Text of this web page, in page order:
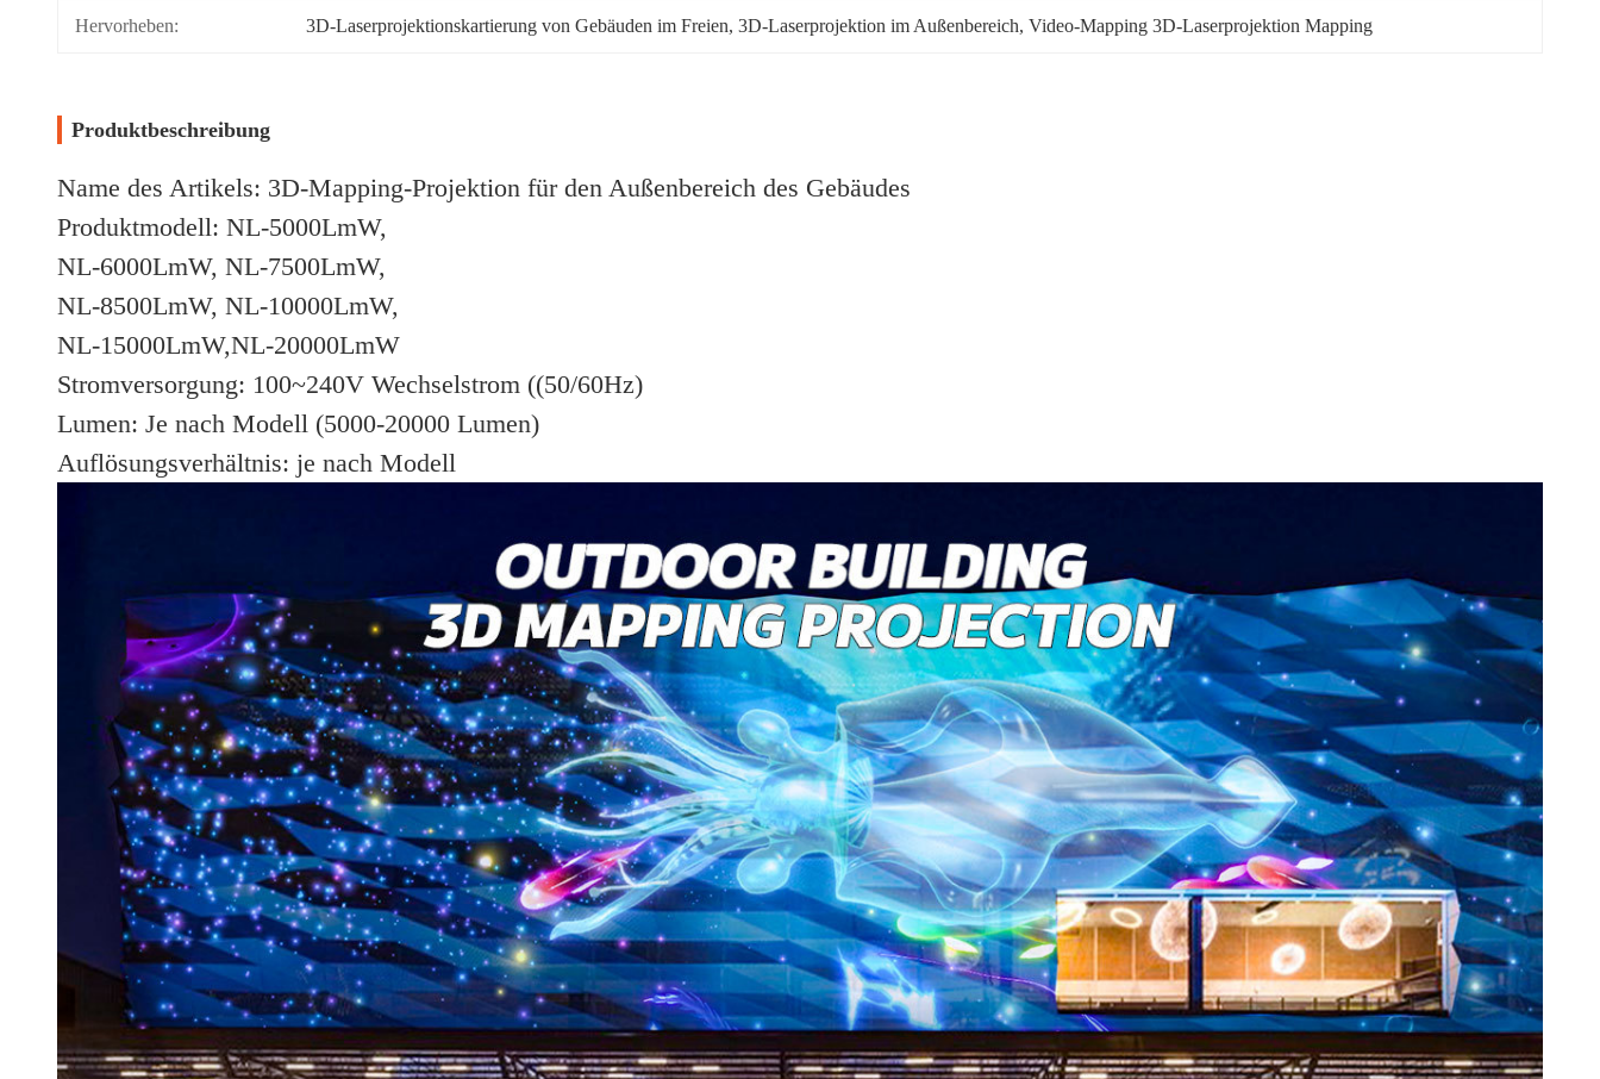
Hervorheben: 3D-Laserprojektionskartierung von Gebäuden im Freien, 3D-Laserprojektion im Außenbereich, Video-Mapping 3D-Laserprojektion Mapping
Produktbeschreibung
Name des Artikels: 3D-Mapping-Projektion für den Außenbereich des Gebäudes
Produktmodell: NL-5000LmW,
NL-6000LmW, NL-7500LmW,
NL-8500LmW, NL-10000LmW,
NL-15000LmW,NL-20000LmW
Stromversorgung: 100~240V Wechselstrom ((50/60Hz)
Lumen: Je nach Modell (5000-20000 Lumen)
Auflösungsverhältnis: je nach Modell